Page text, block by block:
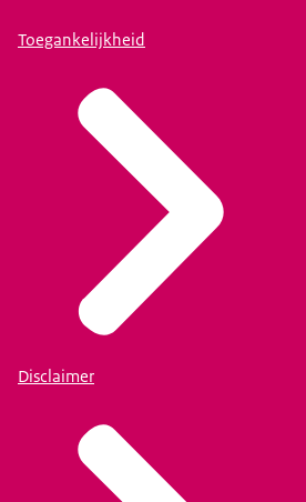
Toegankelijkheid
Disclaimer